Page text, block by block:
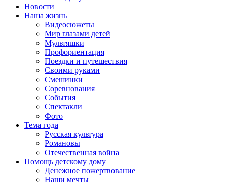
Новости
Наша жизнь
Видеосюжеты
Мир глазами детей
Мультяшки
Профориентация
Поездки и путешествия
Своими руками
Смешинки
Соревнования
События
Спектакли
Фото
Тема года
Русская культура
Романовы
Отечественная война
Помощь детскому дому
Денежное пожертвование
Наши мечты